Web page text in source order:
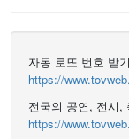
자동 로또 번호 받
https://
전국의 공연, 전시,
https://